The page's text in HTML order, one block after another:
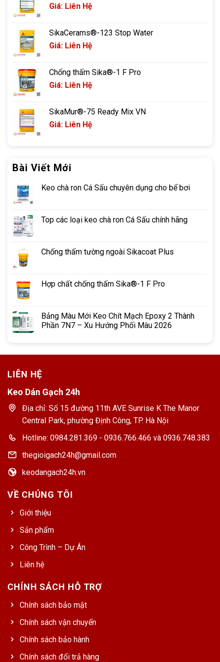
Giá: Liên Hệ
SikaCerams®-123 Stop Water
Giá: Liên Hệ
Chống thấm Sika®-1 F Pro
Giá: Liên Hệ
SikaMur®-75 Ready Mix VN
Giá: Liên Hệ
Bài Viết Mới
Keo chà ron Cá Sấu chuyên dụng cho bể bơi
Top các loại keo chà ron Cá Sấu chính hãng
Chống thấm tường ngoài Sikacoat Plus
Hợp chất chống thấm Sika®-1 F Pro
Bảng Màu Mới Keo Chít Mạch Epoxy 2 Thành
Phần 7N7 – Xu Hướng Phối Màu 2026
LIÊN HỆ
Keo Dán Gạch 24h
Địa chỉ: Số 15 đường 11th AVE Sunrise K The Manor
Central Park, phường Định Công, TP. Hà Nội
Hotline: 0984.281.369 - 0936.766.466 và 0936.748.383
thegioigach24h@gmail.com
keodangach24h.vn
VỀ CHÚNG TÔI
Giới thiệu
Sản phẩm
Công Trình – Dự Án
Liên hệ
CHÍNH SÁCH HỖ TRỢ
Chính sách bảo mật
Chính sách vận chuyển
Chính sách bảo hành
Chính sách đổi trả hàng